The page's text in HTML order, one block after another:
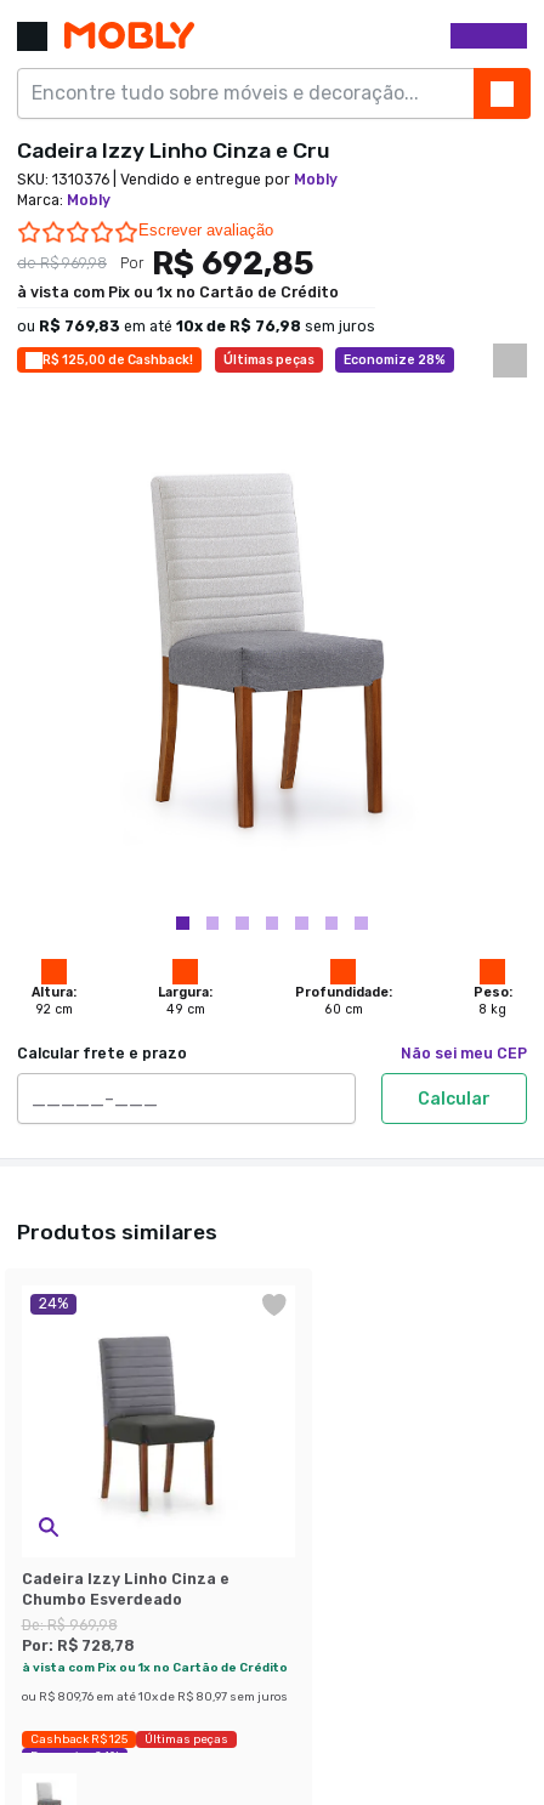
R$ 125,00 de Cashback! Últimas peças Economize 28%
Altura:
92 cm
Largura:
49 cm
Profundidade:
60 cm
Peso:
8 kg
Calcular frete e prazo Não sei meu CEP
Calcular
Cadeira Izzy Linho Cinza e Cru
SKU: 1310376 | Vendido e entregue por Mobly
Marca: Mobly
0.0 star rating
Escrever avaliação
deR$ 969,98 Por R$ 692,85
à vista com Pix ou 1x no Cartão de Crédito
ou R$ 769,83 em até 10x de R$ 76,98 sem juros
Produtos similares
24%
Cadeira Izzy Linho Cinza e
Chumbo Esverdeado
De:R$ 969,98
Por: R$ 728,78
à vista com Pix ou 1x no Cartão de Crédito
ou R$ 809,76 em até 10x de R$ 80,97 sem juros
Cashback R$ 125
Últimas peças
Economize 24%